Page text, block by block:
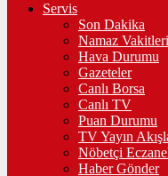
Servis
Son Dakika
Namaz Vakitleri
Hava Durumu
Gazeteler
Canlı Borsa
Canlı TV
Puan Durumu
TV Yayın
Nöbetçi
Haber Gönder